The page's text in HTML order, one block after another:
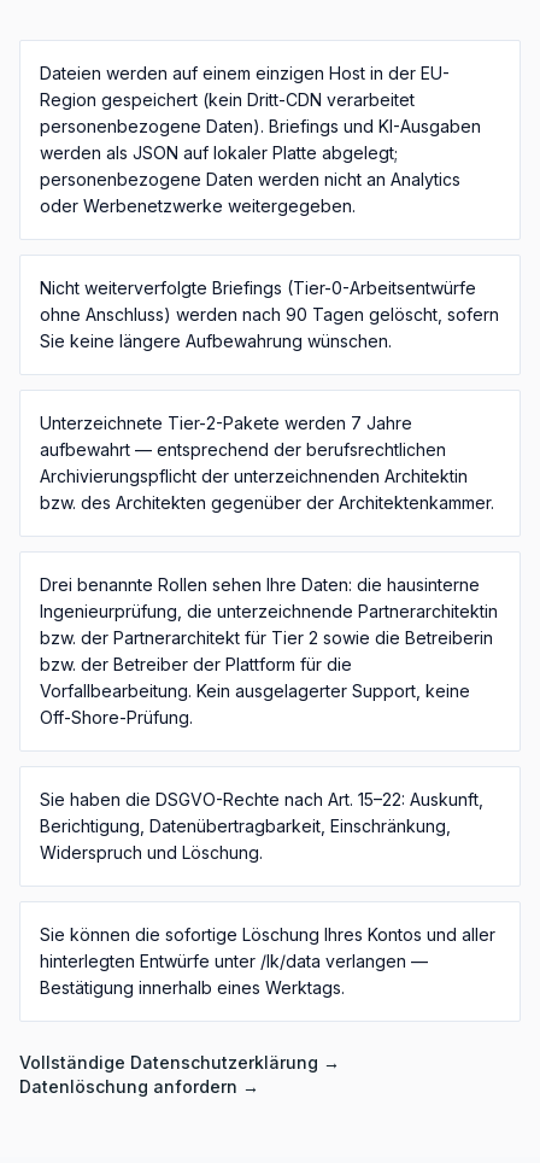
Dateien werden auf einem einzigen Host in der EU-
Region gespeichert (kein Dritt-CDN verarbeitet
personenbezogene Daten). Briefings und KI-Ausgaben
werden als JSON auf lokaler Platte abgelegt;
personenbezogene Daten werden nicht an Analytics
oder Werbenetzwerke weitergegeben.
Nicht weiterverfolgte Briefings (Tier-0-Arbeitsentwürfe
ohne Anschluss) werden nach 90 Tagen gelöscht, sofern
Sie keine längere Aufbewahrung wünschen.
Unterzeichnete Tier-2-Pakete werden 7 Jahre
aufbewahrt — entsprechend der berufsrechtlichen
Archivierungspflicht der unterzeichnenden Architektin
bzw. des Architekten gegenüber der Architektenkammer.
Drei benannte Rollen sehen Ihre Daten: die hausinterne
Ingenieurprüfung, die unterzeichnende Partnerarchitektin
bzw. der Partnerarchitekt für Tier 2 sowie die Betreiberin
bzw. der Betreiber der Plattform für die
Vorfallbearbeitung. Kein ausgelagerter Support, keine
Off-Shore-Prüfung.
Sie haben die DSGVO-Rechte nach Art. 15–22: Auskunft,
Berichtigung, Datenübertragbarkeit, Einschränkung,
Widerspruch und Löschung.
Sie können die sofortige Löschung Ihres Kontos und aller
hinterlegten Entwürfe unter /lk/data verlangen —
Bestätigung innerhalb eines Werktags.
Vollständige Datenschutzerklärung →
Datenlöschung anfordern →